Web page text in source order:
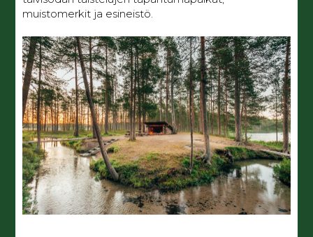
muistomerkit ja esineistö.